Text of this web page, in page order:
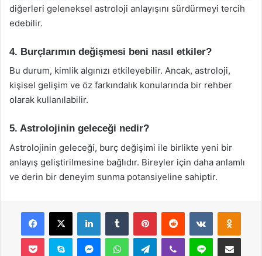
diğerleri geleneksel astroloji anlayışını sürdürmeyi tercih
edebilir.
4. Burçlarımın değişmesi beni nasıl etkiler?
Bu durum, kimlik algınızı etkileyebilir. Ancak, astroloji,
kişisel gelişim ve öz farkındalık konularında bir rehber
olarak kullanılabilir.
5. Astrolojinin geleceği nedir?
Astrolojinin geleceği, burç değişimi ile birlikte yeni bir
anlayış geliştirilmesine bağlıdır. Bireyler için daha anlamlı
ve derin bir deneyim sunma potansiyeline sahiptir.
Facebook
X LinkedInTumblr PinterestReddit VKontakte
Pocket Skype MessengerWhatsAppTelegramViber Line E-Posta ile